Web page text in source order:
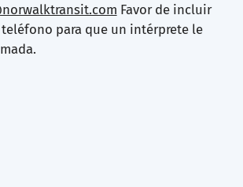
Favor de incluir
para que un intérprete le